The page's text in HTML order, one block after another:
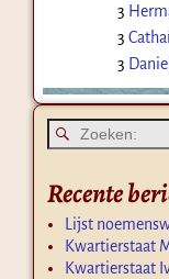
3
3
3
Recente
Lijst
Kwartierstaat
Kwartierstaat